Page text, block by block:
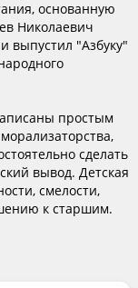
основанную
Николаевич
выпустил "Азбуку"
простым
сделать
вывод. Детская
смелости,
к старшим.